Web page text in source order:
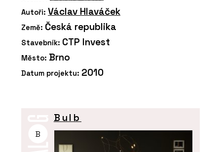
Autoři: Václav Hlaváček
Země: Česká republika
Stavebník: CTP Invest
Město: Brno
Datum projektu: 2010
B
Bulb